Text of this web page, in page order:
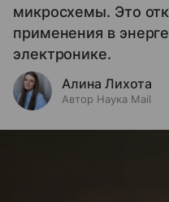
микросхемы. Это
применения в
электронике.
Алина Лихота
Автор Наука Mail